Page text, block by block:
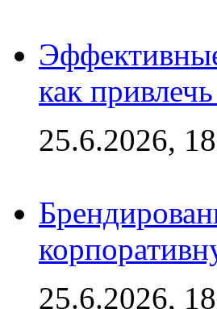
как
25.6.2026,
25.6.2026,